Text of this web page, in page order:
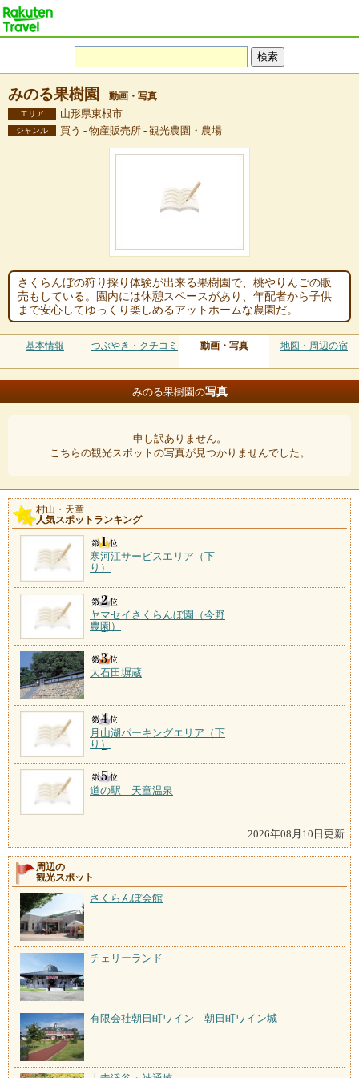
みのる果樹園 動画・写真
エリア 山形県東根市
ジャンル 買う - 物産販売所 - 観光農園・農場
さくらんぼの狩り採り体験が出来る果樹園で、桃やりんごの販
売もしている。園内には休憩スペースがあり、年配者から子供
まで安心してゆっくり楽しめるアットホームな農園だ。
基本情報 つぶやき・クチコミ 動画・写真 地図・周辺の宿
みのる果樹園の写真
申し訳ありません。
こちらの観光スポットの写真が見つかりませんでした。
村山・天童
人気スポットランキング
寒河江サービスエリア（下
り）
ヤマセイさくらんぼ園（今野
農園）
大石田塀蔵
月山湖パーキングエリア（下
り）
道の駅 天童温泉
2026年08月10日更新
周辺の
観光スポット
さくらんぼ会館
チェリーランド
有限会社朝日町ワイン 朝日町ワイン城